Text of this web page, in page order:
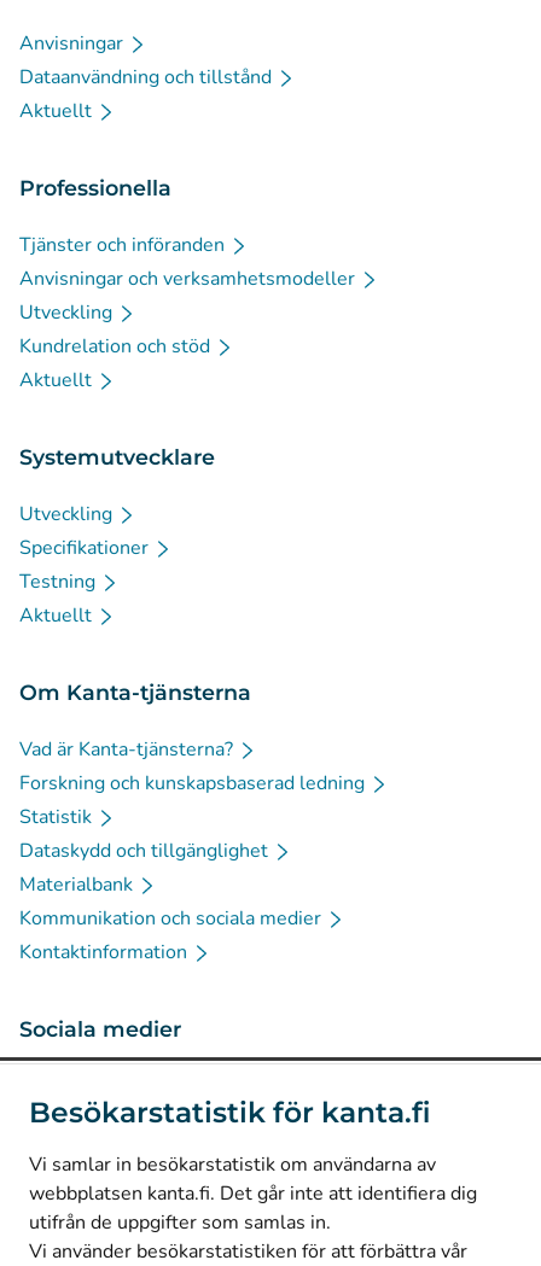
Besökarstatistik för kanta.fi
Vi samlar in besökarstatistik om användarna av
webbplatsen kanta.fi. Det går inte att identifiera dig
utifrån de uppgifter som samlas in.
Vi använder besökarstatistiken för att förbättra vår
Anvisningar
Dataanvändning och tillstånd
Aktuellt
Professionella
Tjänster och införanden
Anvisningar och verksamhetsmodeller
Utveckling
Kundrelation och stöd
Aktuellt
Systemutvecklare
Utveckling
Specifikationer
Testning
Aktuellt
Om Kanta-tjänsterna
Vad är Kanta-tjänsterna?
Forskning och kunskapsbaserad ledning
Statistik
Dataskydd och tillgänglighet
Materialbank
Kommunikation och sociala medier
Kontaktinformation
Sociala medier
LinkedIn(Avautuu uuteen välilehteen)
Facebook
Avautuu uuteen välilehteen)
© Kanta-Palvelut, Kansaneläkelaitos